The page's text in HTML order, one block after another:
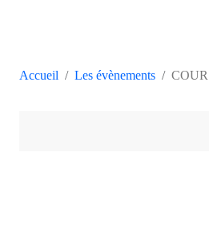
Accueil Les évènements